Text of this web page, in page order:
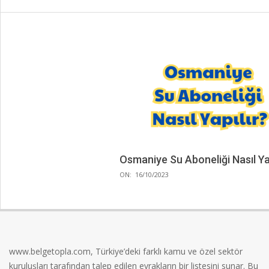
Osmaniye Su Aboneliği Nasıl
2023-
ON: 16/10/2023
www.belgetopla.com, Türkiye’deki farklı kamu ve özel sektör
kuruluşları tarafından talep edilen evrakların bir listesini sunar. Bu